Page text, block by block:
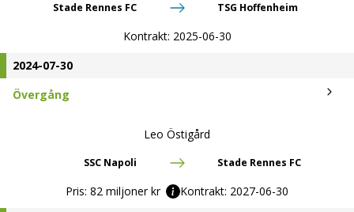
Stade Rennes FC TSG Hoffenheim
Kontrakt: 2025-06-30
2024-07-30
Övergång
Leo Östigård
SSC Napoli Stade Rennes FC
Pris: 82 miljoner kr Kontrakt: 2027-06-30